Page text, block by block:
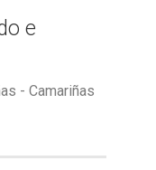
e
- Camariñas